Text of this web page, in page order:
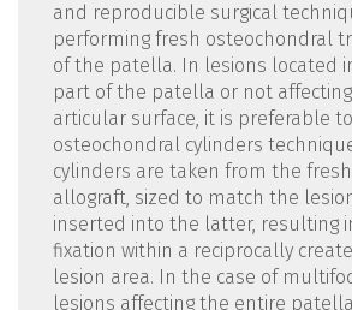
and reproducible surgical
performing fresh osteochondral
of the patella. In lesions located
part of the patella or not
articular surface, it is preferable
osteochondral cylinders
cylinders are taken from the
allograft, sized to match the
inserted into the latter, resulting
fixation within a reciprocally
lesion area. In the case of
lesions affecting the entire